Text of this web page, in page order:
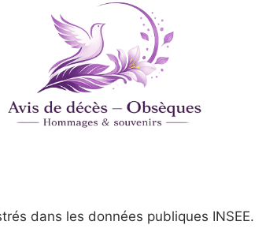
dans les données publiques INSEE.